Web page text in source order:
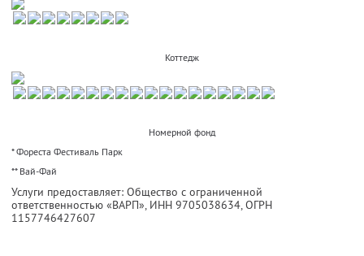
Коттедж
Номерной фонд
* Фореста Фестиваль Парк
** Вай-Фай
Услуги предоставляет: Общество с ограниченной
ответственностью «ВАРП», ИНН 9705038634, ОГРН
1157746427607